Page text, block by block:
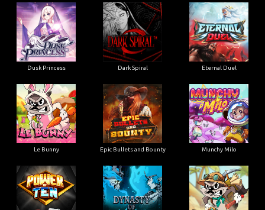
Dusk Princess Dark Spiral Eternal Duel
Le Bunny Epic Bullets and Bounty Munchy Milo